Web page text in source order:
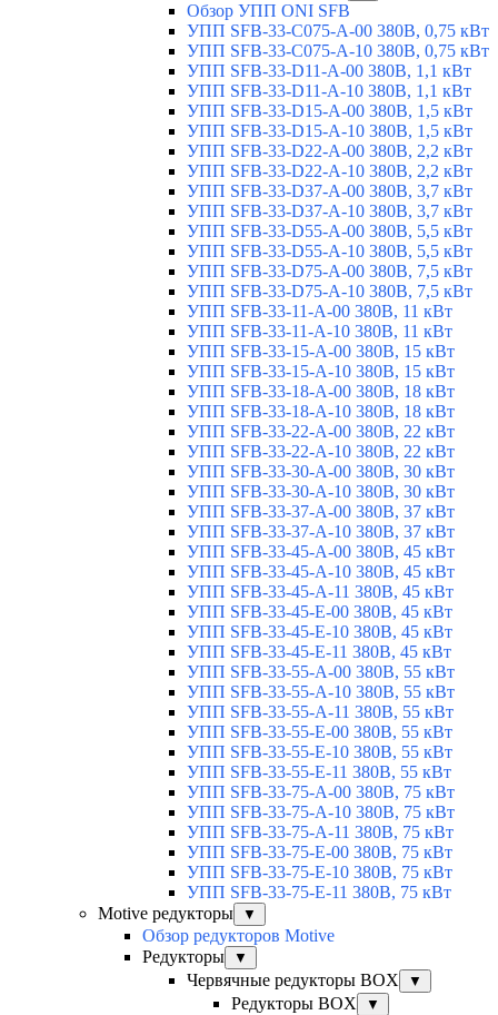
Обзор УПП ONI SFB
УПП SFB-33-C075-A-00 380В, 0,75 кВт
УПП SFB-33-C075-A-10 380В, 0,75 кВт
УПП SFB-33-D11-A-00 380В, 1,1 кВт
УПП SFB-33-D11-A-10 380В, 1,1 кВт
УПП SFB-33-D15-A-00 380В, 1,5 кВт
УПП SFB-33-D15-A-10 380В, 1,5 кВт
УПП SFB-33-D22-A-00 380В, 2,2 кВт
УПП SFB-33-D22-A-10 380В, 2,2 кВт
УПП SFB-33-D37-A-00 380В, 3,7 кВт
УПП SFB-33-D37-A-10 380В, 3,7 кВт
УПП SFB-33-D55-A-00 380В, 5,5 кВт
УПП SFB-33-D55-A-10 380В, 5,5 кВт
УПП SFB-33-D75-A-00 380В, 7,5 кВт
УПП SFB-33-D75-A-10 380В, 7,5 кВт
УПП SFB-33-11-A-00 380В, 11 кВт
УПП SFB-33-11-A-10 380В, 11 кВт
УПП SFB-33-15-A-00 380В, 15 кВт
УПП SFB-33-15-A-10 380В, 15 кВт
УПП SFB-33-18-A-00 380В, 18 кВт
УПП SFB-33-18-A-10 380В, 18 кВт
УПП SFB-33-22-A-00 380В, 22 кВт
УПП SFB-33-22-A-10 380В, 22 кВт
УПП SFB-33-30-A-00 380В, 30 кВт
УПП SFB-33-30-A-10 380В, 30 кВт
УПП SFB-33-37-A-00 380В, 37 кВт
УПП SFB-33-37-A-10 380В, 37 кВт
УПП SFB-33-45-A-00 380В, 45 кВт
УПП SFB-33-45-A-10 380В, 45 кВт
УПП SFB-33-45-A-11 380В, 45 кВт
УПП SFB-33-45-E-00 380В, 45 кВт
УПП SFB-33-45-E-10 380В, 45 кВт
УПП SFB-33-45-E-11 380В, 45 кВт
УПП SFB-33-55-A-00 380В, 55 кВт
УПП SFB-33-55-A-10 380В, 55 кВт
УПП SFB-33-55-A-11 380В, 55 кВт
УПП SFB-33-55-E-00 380В, 55 кВт
УПП SFB-33-55-E-10 380В, 55 кВт
УПП SFB-33-55-E-11 380В, 55 кВт
УПП SFB-33-75-A-00 380В, 75 кВт
УПП SFB-33-75-A-10 380В, 75 кВт
УПП SFB-33-75-A-11 380В, 75 кВт
УПП SFB-33-75-E-00 380В, 75 кВт
УПП SFB-33-75-E-10 380В, 75 кВт
УПП SFB-33-75-E-11 380В, 75 кВт
Motive редукторы
▼
Обзор редукторов Motive
Редукторы
▼
Червячные редукторы BOX ▼
Редукторы BOX ▼